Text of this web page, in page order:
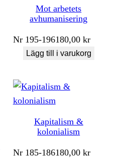
Mot arbetets
avhumanisering
Nr 195-196180,00 kr
Lägg till i varukorg
Kapitalism &
kolonialism
Nr 185-186180,00 kr